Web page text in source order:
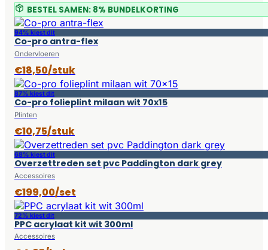
BESTEL SAMEN: 8% BUNDELKORTING
94% kiest dit
Co-pro antra-flex
Ondervloeren
€18,50/stuk
87% kiest dit
Co-pro folieplint milaan wit 70x15
Plinten
€10,75/stuk
68% kiest dit
Overzettreden set pvc Paddington dark grey
Accessoires
€199,00/set
72% kiest dit
PPC acrylaat kit wit 300ml
Accessoires